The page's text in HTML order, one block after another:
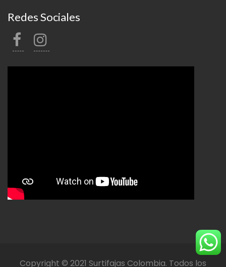
Redes Sociales
Copyright © 2021 Surtifajas Colombia. Todos los